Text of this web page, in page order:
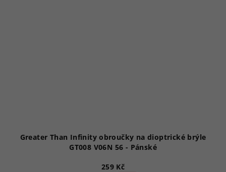
Greater Than Infinity obroučky na dioptrické brýle
GT008 V06N 56 - Pánské
259 Kč